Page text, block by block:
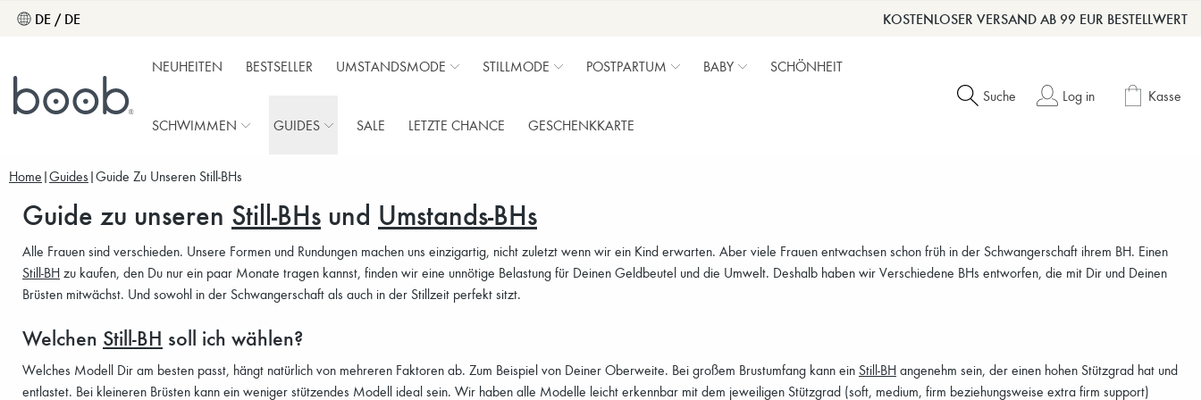
DE / DE KOSTENLOSER VERSAND AB 99 EUR BESTELLWERT
NEUHEITEN BESTSELLER UMSTANDSMODE STILLMODE POSTPARTUM BABY SCHÖNHEIT
SCHWIMMEN GUIDES SALE LETZTE CHANCE GESCHENKKARTE
Suche Log in Kasse
Home Guides Guide Zu Unseren Still-BHs
Guide zu unseren Still-BHs und Umstands-BHs
Alle Frauen sind verschieden. Unsere Formen und Rundungen machen uns einzigartig, nicht zuletzt wenn wir ein Kind erwarten. Aber viele Frauen entwachsen schon früh in der Schwangerschaft ihrem BH. Einen
Still-BH zu kaufen, den Du nur ein paar Monate tragen kannst, finden wir eine unnötige Belastung für Deinen Geldbeutel und die Umwelt. Deshalb haben wir Verschiedene BHs entworfen, die mit Dir und Deinen
Brüsten mitwächst. Und sowohl in der Schwangerschaft als auch in der Stillzeit perfekt sitzt.
Welchen Still-BH soll ich wählen?
Welches Modell Dir am besten passt, hängt natürlich von mehreren Faktoren ab. Zum Beispiel von Deiner Oberweite. Bei großem Brustumfang kann ein Still-BH angenehm sein, der einen hohen Stützgrad hat und
entlastet. Bei kleineren Brüsten kann ein weniger stützendes Modell ideal sein. Wir haben alle Modelle leicht erkennbar mit dem jeweiligen Stützgrad (soft, medium, firm beziehungsweise extra firm support)